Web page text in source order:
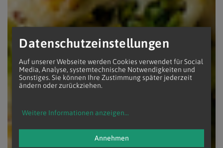
Datenschutzeinstellungen
Auf unserer Webseite werden Cookies verwendet für Social
Media, Analyse, systemtechnische Notwendigkeiten und
Sonstiges. Sie können Ihre Zustimmung später jederzeit
ändern oder zurückziehen.
Weitere Informationen anzeigen...
Annehmen